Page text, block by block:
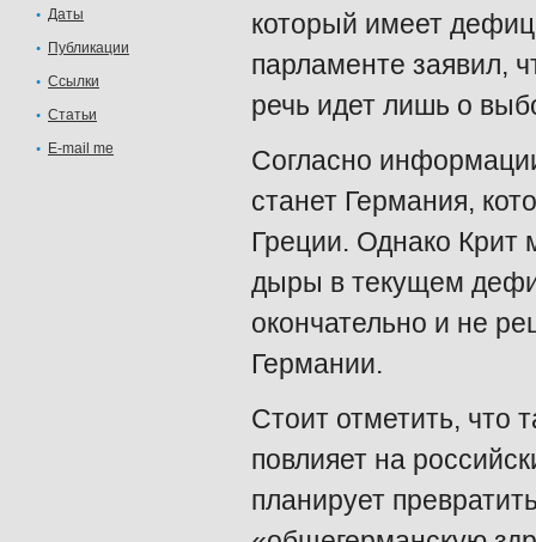
Даты
Публикации
Ссылки
Статьи
E-mail me
который имеет
парламенте заявил,
речь идет лишь о
Согласно
станет Германия,
Греции. Однако Крит
дыры в текущем
окончательно и не
Германии.
Стоит отметить, что
повлияет на
планирует